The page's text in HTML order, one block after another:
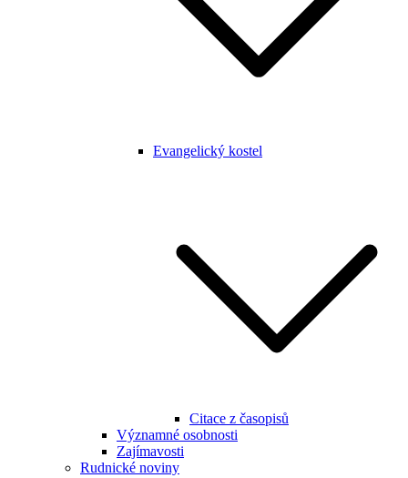
Evangelický kostel
Citace z časopisů
Významné osobnosti
Zajímavosti
Rudnické noviny